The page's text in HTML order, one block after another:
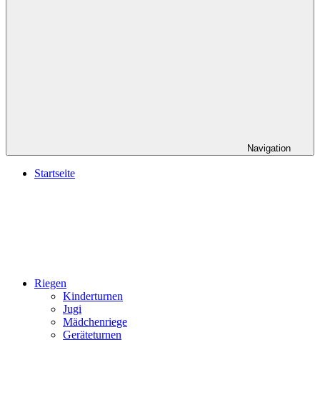
Navigation
Startseite
Riegen
Kinderturnen
Jugi
Mädchenriege
Geräteturnen